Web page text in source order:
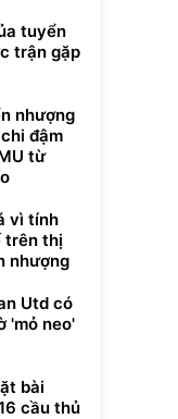
tuyển
trận gặp
nhượng
đậm
từ
vì tính
trên thị
nhượng
Utd có
'mỏ neo'
bài
cầu thủ